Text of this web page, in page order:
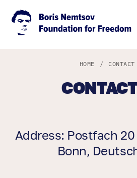
HOME /
Address: Postfach 20
Bonn,